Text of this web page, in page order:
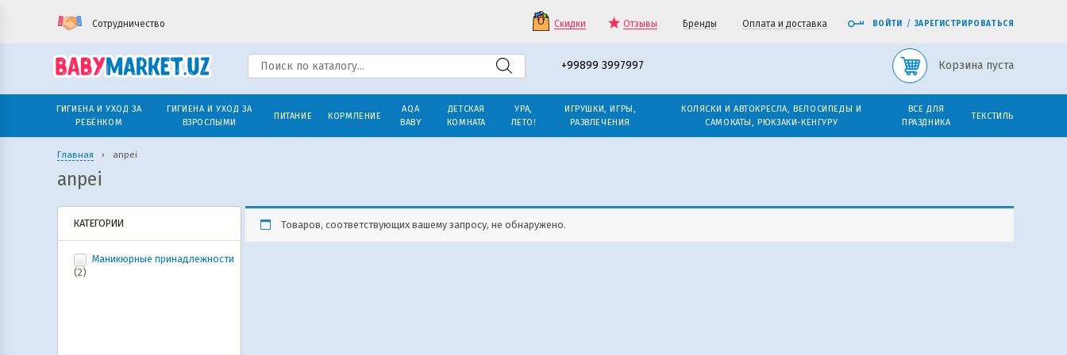
Сотрудничество Скидки Отзывы Бренды Оплата и доставка ВОЙТИ / ЗАРЕГИСТРИРОВАТЬСЯ
+99899 3997997 Корзина пуста
ГИГИЕНА И УХОД ЗА
РЕБЁНКОМ
ГИГИЕНА И УХОД ЗА
ВЗРОСЛЫМИ
ПИТАНИЕ КОРМЛЕНИЕ
AQA
BABY
ДЕТСКАЯ
КОМНАТА
УРА,
ЛЕТО!
ИГРУШКИ, ИГРЫ,
РАЗВЛЕЧЕНИЯ
КОЛЯСКИ И АВТОКРЕСЛА, ВЕЛОСИПЕДЫ И
САМОКАТЫ, РЮКЗАКИ-КЕНГУРУ
ВСЕ ДЛЯ
ПРАЗДНИКА
ТЕКСТИЛЬ
Главная › anpei
anpei
КАТЕГОРИИ
Маникюрные принадлежности
(2)
Товаров, соответствующих вашему запросу, не обнаружено.